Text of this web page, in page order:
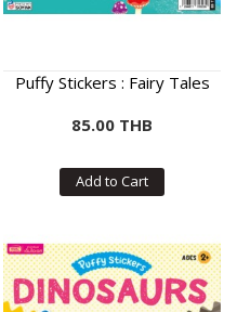
Puffy Stickers : Fairy Tales
85.00 THB
Add to Cart